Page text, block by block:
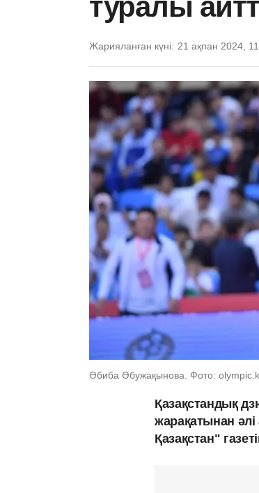
туралы
Жарияланған күні: 21 ақпан 2024,
Әбиба Әбужақынова. Фото:
Қазақстандық
жарақатынан
Қазақстан"